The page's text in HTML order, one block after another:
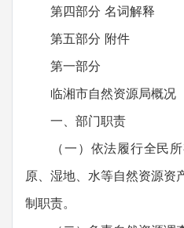
第四部分 名词解释
第五部分 附件
第一部分
临湘市自然资源局概况
一、部门职责
（一）依法履行全民所
原、湿地、水等自然资源资
制职责。